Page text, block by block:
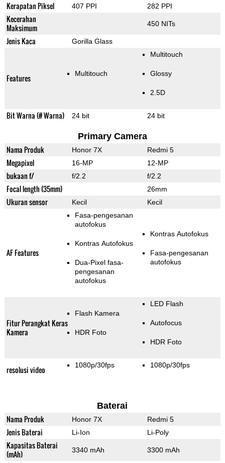
Kerapatan Piksel 407 PPI 282 PPI
Kecerahan
Maksimum
450 NITs
Jenis Kaca Gorilla Glass
Features Multitouch
Multitouch
Glossy
2.5D
Bit Warna (# Warna) 24 bit 24 bit
Primary Camera
Nama Produk Honor 7X Redmi 5
Megapixel 16-MP 12-MP
bukaan f/ f/2.2 f/2.2
Focal length (35mm) 26mm
Ukuran sensor Kecil Kecil
AF Features
Fasa-pengesanan
autofokus
Kontras Autofokus
Dua-Pixel fasa-
pengesanan
autofokus
Kontras Autofokus
Fasa-pengesanan
autofokus
Fitur Perangkat Keras
Kamera
Flash Kamera
HDR Foto
LED Flash
Autofocus
HDR Foto
resolusi video 1080p/30fps 1080p/30fps
Baterai
Nama Produk Honor 7X Redmi 5
Jenis Baterai Li-Ion Li-Poly
Kapasitas Baterai
(mAh)
3340 mAh 3300 mAh